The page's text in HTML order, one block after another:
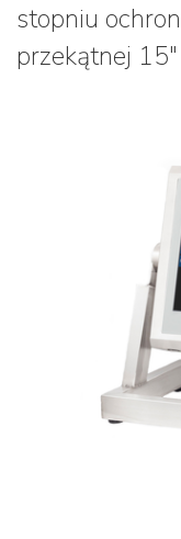
stopniu
przekątnej 15"